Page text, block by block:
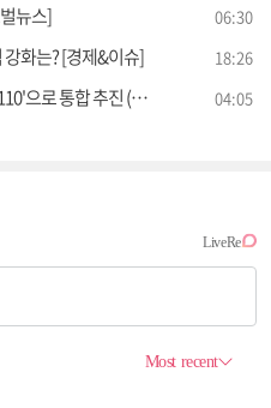
뉴스] 06:30
강화는? [경제&이슈] 18:26
(8.21) [브리핑 인사이트] 04:05